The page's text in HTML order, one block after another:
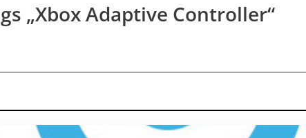
„Xbox Adaptive Controller“